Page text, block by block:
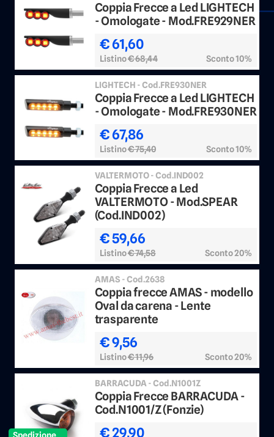
Coppia Frecce a Led LIGHTECH
- Omologate - Mod.FRE929NER
€ 61,60
Listino€ 68,44 Sconto 10%
LIGHTECH - Cod.FRE930NER
Coppia Frecce a Led LIGHTECH
- Omologate - Mod.FRE930NER
€ 67,86
Listino€ 75,40 Sconto 10%
VALTERMOTO - Cod.IND002
Coppia Frecce a Led
VALTERMOTO - Mod.SPEAR
(Cod.IND002)
€ 59,66
Listino€ 74,58 Sconto 20%
AMAS - Cod.2638
Coppia frecce AMAS - modello
Oval da carena - Lente
trasparente
€ 9,56
Listino€ 11,96 Sconto 20%
BARRACUDA - Cod.N1001Z
Coppia Frecce BARRACUDA -
Cod.N1001/Z (Fonzie)
€ 29,90